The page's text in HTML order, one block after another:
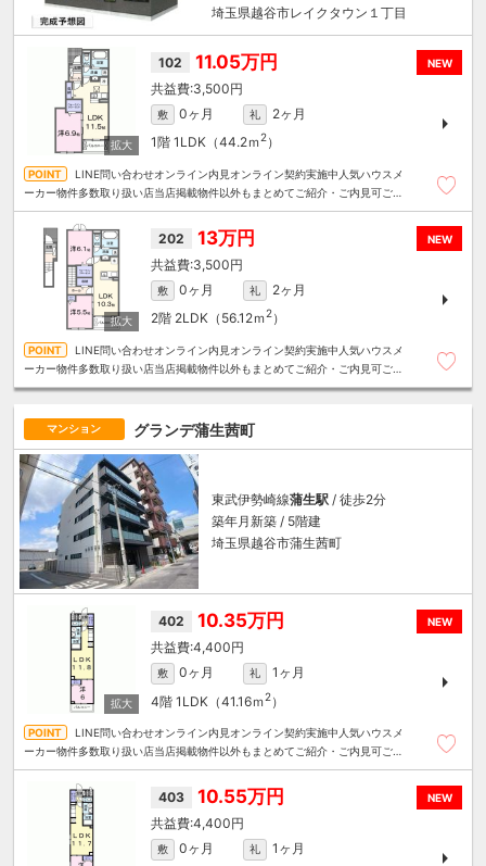
埼玉県越谷市レイクタウン１丁目
NEW
102 11.05万円
3,500円
敷 0ヶ月 礼
2ヶ月
1階 1LDK（44.2ｍ2）
LINE問い合わせオンライン内見オンライン契約実施中人気ハウスメ
ーカー物件多数取り扱い店当店掲載物件以外もまとめてご紹介・ご内見可ご予
NEW
202 13万円
3,500円
敷 0ヶ月 礼
2ヶ月
2階 2LDK（56.12ｍ2）
LINE問い合わせオンライン内見オンライン契約実施中人気ハウスメ
ーカー物件多数取り扱い店当店掲載物件以外もまとめてご紹介・ご内見可ご予
マンション グランデ蒲生茜町
東武伊勢崎線蒲生駅 / 徒歩2分
築年月新築 / 5階建
埼玉県越谷市蒲生茜町
NEW
402 10.35万円
4,400円
敷 0ヶ月 礼
1ヶ月
4階 1LDK（41.16ｍ 2）
LINE問い合わせオンライン内見オンライン契約実施中人気ハウスメ
ーカー物件多数取り扱い店当店掲載物件以外もまとめてご紹介・ご内見可ご予
NEW
403 10.55万円
4,400円
敷 0ヶ月 礼 1ヶ月